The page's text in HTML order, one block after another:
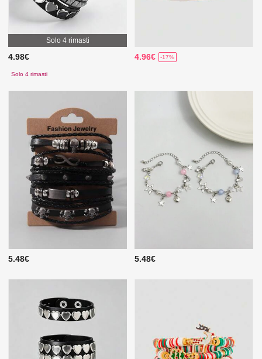
Solo 4 rimasti
4.98€
Solo 4 rimasti
4.96€ -17%
5.48€ 5.48€